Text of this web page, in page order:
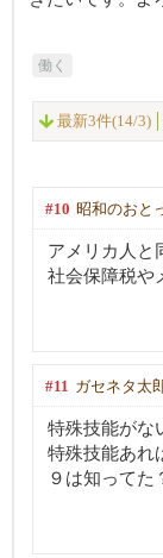
働く
最新3件(14/3)
#10 昭和のおと
アメリカ人と
社会保障税や
#11 ガセネタ太
特殊技能がな
特殊技能あれ
９は知ってた